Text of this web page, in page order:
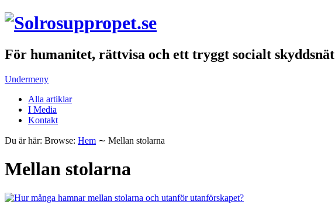
För humanitet, rättvisa och ett tryggt socialt skyddsnät
Undermeny
Alla artiklar
I Media
Kontakt
Du är här: Browse: Hem ∼ Mellan stolarna
Mellan stolarna